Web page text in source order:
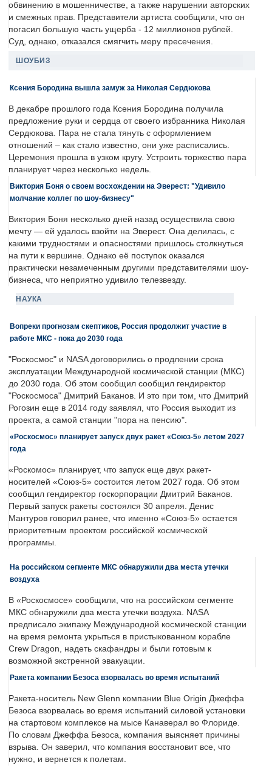
обвинению в мошенничестве, а также нарушении авторских
и смежных прав. Представители артиста сообщили, что он
погасил большую часть ущерба - 12 миллионов рублей.
Суд, однако, отказался смягчить меру пресечения.
ШОУБИЗ
Ксения Бородина вышла замуж за Николая Сердюкова
В декабре прошлого года Ксения Бородина получила
предложение руки и сердца от своего избранника Николая
Сердюкова. Пара не стала тянуть с оформлением
отношений – как стало известно, они уже расписались.
Церемония прошла в узком кругу. Устроить торжество пара
планирует через несколько недель.
Виктория Боня о своем восхождении на Эверест: "Удивило
молчание коллег по шоу-бизнесу"
Виктория Боня несколько дней назад осуществила свою
мечту — ей удалось взойти на Эверест. Она делилась, с
какими трудностями и опасностями пришлось столкнуться
на пути к вершине. Однако её поступок оказался
практически незамеченным другими представителями шоу-
бизнеса, что неприятно удивило телезвезду.
НАУКА
Вопреки прогнозам скептиков, Россия продолжит участие в
работе МКС - пока до 2030 года
"Роскосмос" и NASA договорились о продлении срока
эксплуатации Международной космической станции (МКС)
до 2030 года. Об этом сообщил сообщил гендиректор
"Роскосмоса" Дмитрий Баканов. И это при том, что Дмитрий
Рогозин еще в 2014 году заявлял, что Россия выходит из
проекта, а самой станции "пора на пенсию".
«Роскосмос» планирует запуск двух ракет «Союз-5» летом 2027
года
«Роскомос» планирует, что запуск еще двух ракет-
носителей «Союз-5» состоится летом 2027 года. Об этом
сообщил гендиректор госкорпорации Дмитрий Баканов.
Первый запуск ракеты состоялся 30 апреля. Денис
Мантуров говорил ранее, что именно «Союз-5» остается
приоритетным проектом российской космической
программы.
На российском сегменте МКС обнаружили два места утечки
воздуха
В «Роскосмосе» сообщили, что на российском сегменте
МКС обнаружили два места утечки воздуха. NASA
предписало экипажу Международной космической станции
на время ремонта укрыться в пристыкованном корабле
Crew Dragon, надеть скафандры и были готовым к
возможной экстренной эвакуации.
Ракета компании Безоса взорвалась во время испытаний
Ракета-носитель New Glenn компании Blue Origin Джеффа
Безоса взорвалась во время испытаний силовой установки
на стартовом комплексе на мысе Канаверал во Флориде.
По словам Джеффа Безоса, компания выясняет причины
взрыва. Он заверил, что компания восстановит все, что
нужно, и вернется к полетам.